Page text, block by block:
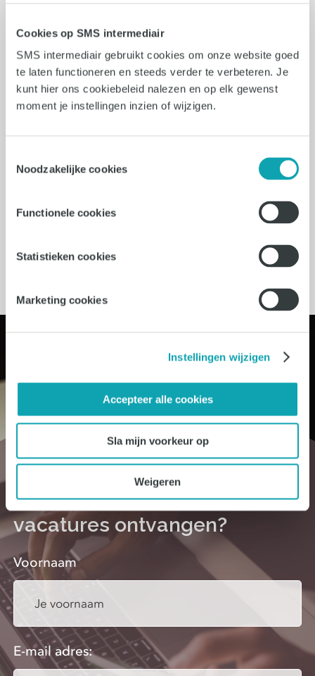
Cookies op SMS intermediair
SMS intermediair gebruikt cookies om onze website goed
te laten functioneren en steeds verder te verbeteren. Je
kunt hier ons cookiebeleid nalezen en op elk gewenst
moment je instellingen inzien of wijzigen.
Noodzakelijke cookies
Functionele cookies
Statistieken cookies
Marketing cookies
Instellingen wijzigen
Accepteer alle cookies
Sla mijn voorkeur op
Weigeren
Arbeidsmarkt
Krapte? 5 inzichten in het
aannemen van personeel
Krapte? Of blijf jij vasthouden aan de
van personeel. Wat valt hem op?
Meer carrièretips, blogs en
vacatures ontvangen?
Voornaam
E-mail adres: